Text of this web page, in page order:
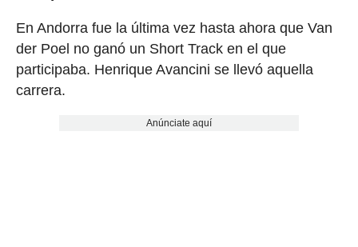
En Andorra fue la última vez hasta ahora que Van
der Poel no ganó un Short Track en el que
participaba. Henrique Avancini se llevó aquella
carrera.
Anúnciate aquí